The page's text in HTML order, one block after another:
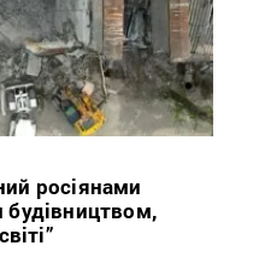
росіянами
будівництвом,